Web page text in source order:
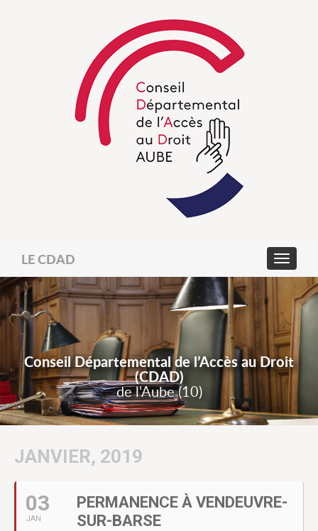
LE CDAD
Conseil Départemental de l’Accès au Droit
(CDAD)
de l'Aube (10)
JANVIER, 2019
03
JAN
PERMANENCE À VENDEUVRE-
SUR-BARSE